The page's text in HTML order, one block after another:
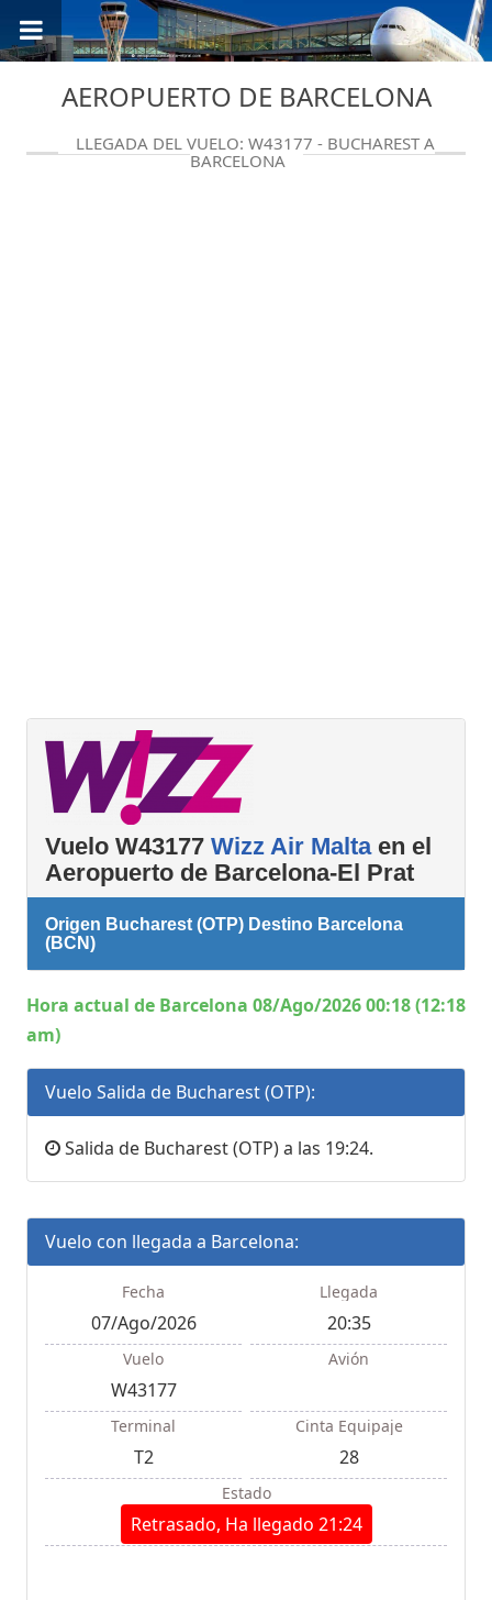
AEROPUERTO DE BARCELONA
LLEGADA DEL VUELO: W43177 - BUCHAREST A
BARCELONA
Vuelo W43177 Wizz Air Maltaen el
Aeropuerto de Barcelona-El Prat
Origen Bucharest (OTP) Destino Barcelona
(BCN)
Hora actual de Barcelona 08/Ago/2026 00:18 (12:18
am)
Vuelo Salida de Bucharest (OTP):
Salida de Bucharest (OTP) a las 19:24.
Vuelo con llegada a Barcelona:
Fecha
07/Ago/2026
Llegada
20:35
Vuelo
W43177
Avión
Terminal
T2
Cinta Equipaje
28
Estado
Retrasado, Ha llegado 21:24